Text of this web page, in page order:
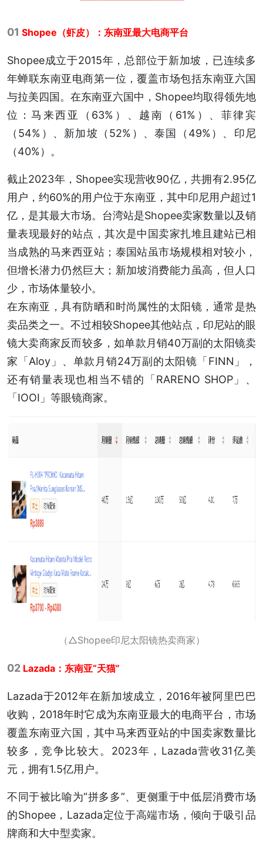
01 Shopee（虾皮）：东南亚最大电商平台
Shopee成立于2015年，总部位于新加坡，已连续多
年蝉联东南亚电商第一位，覆盖市场包括东南亚六国
与拉美四国。在东南亚六国中，Shopee均取得领先地
位：马来西亚（63%）、越南（61%）、菲律宾
（54%）、新加坡（52%）、泰国（49%）、印尼
（40%）。
截止2023年，Shopee实现营收90亿，共拥有2.95亿
用户，约60%的用户位于东南亚，其中印尼用户超过1
亿，是其最大市场。台湾站是Shopee卖家数量以及销
量表现最好的站点，其次是中国卖家扎堆且建站已相
当成熟的马来西亚站；泰国站虽市场规模相对较小，
但增长潜力仍然巨大；新加坡消费能力虽高，但人口
少，市场体量较小。
在东南亚，具有防晒和时尚属性的太阳镜，通常是热
卖品类之一。不过相较Shopee其他站点，印尼站的眼
镜大卖商家反而较多，如单款月销40万副的太阳镜卖
家「Aloy」、单款月销24万副的太阳镜「FINN」，
还有销量表现也相当不错的「RARENO SHOP」、
「IOOI」等眼镜商家。
（△Shopee印尼太阳镜热卖商家）
02 Lazada：东南亚“天猫”
Lazada于2012年在新加坡成立，2016年被阿里巴巴
收购，2018年时它成为东南亚最大的电商平台，市场
覆盖东南亚六国，其中马来西亚站的中国卖家数量比
较多，竞争比较大。2023年，Lazada营收31亿美
元，拥有1.5亿用户。
不同于被比喻为“拼多多”、更侧重于中低层消费市场
的Shopee，Lazada定位于高端市场，倾向于吸引品
牌商和大中型卖家。